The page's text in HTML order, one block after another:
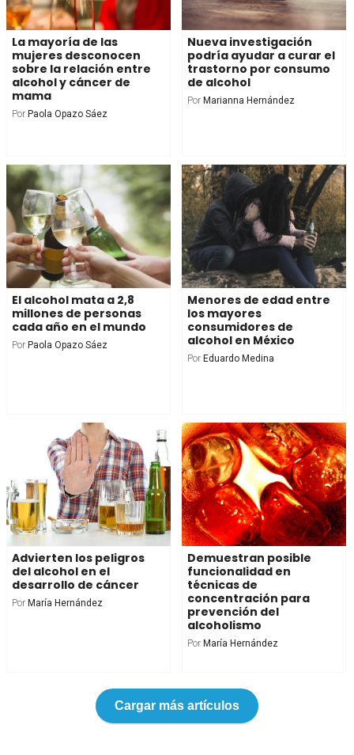
La mayoría de las
mujeres desconocen
sobre la relación entre
alcohol y cáncer de
mama
Por Paola Opazo Sáez
Nueva investigación
podría ayudar a curar el
trastorno por consumo
de alcohol
Por Marianna Hernández
El alcohol mata a 2,8
millones de personas
cada año en el mundo
Por Paola Opazo Sáez
Menores de edad entre
los mayores
consumidores de
alcohol en México
Por Eduardo Medina
Advierten los peligros
del alcohol en el
desarrollo de cáncer
Por María Hernández
Demuestran posible
funcionalidad en
técnicas de
concentración para
prevención del
alcoholismo
Por María Hernández
Cargar más artículos